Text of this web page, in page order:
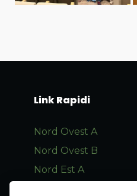
Link Rapidi
Nord Ovest A
Nord Ovest B
Nord Est A